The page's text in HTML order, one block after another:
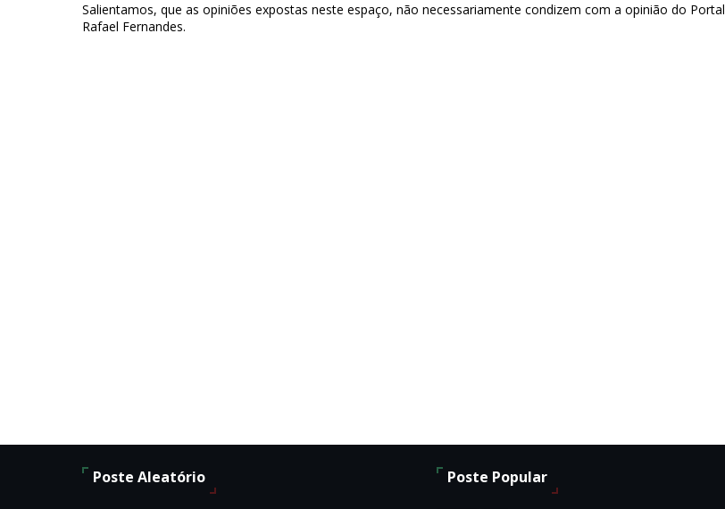
Salientamos, que as opiniões expostas neste espaço, não necessariamente condizem com a opinião do Portal
Rafael Fernandes.
Poste Aleatório Poste Popular